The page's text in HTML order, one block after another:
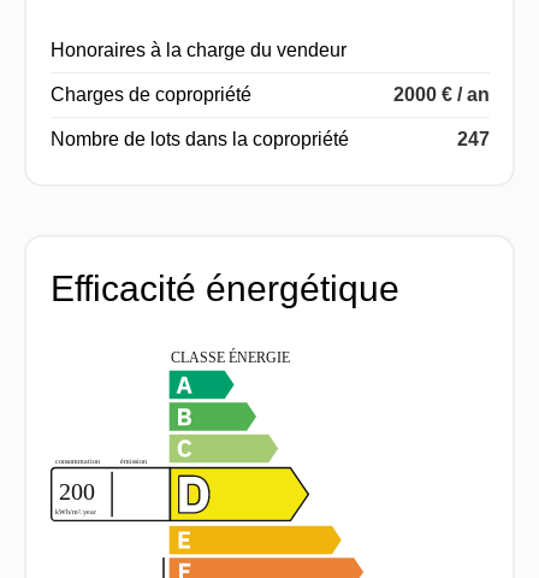
Honoraires à la charge du vendeur
Charges de copropriété 2000 € / an
Nombre de lots dans la copropriété 247
Efficacité énergétique